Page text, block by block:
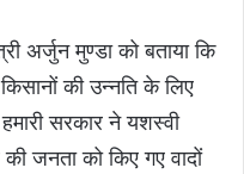
अर्जुन मुण्डा को बताया कि
की उन्नति के लिए
सरकार ने यशस्वी
की जनता को किए गए वादों